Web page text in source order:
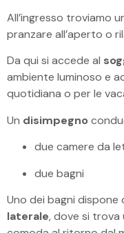
All’ingresso troviamo
pranzare all’aperto o
Da qui si accede al
ambiente luminoso e
quotidiana o per le
Un disimpegno
due camere da
due bagni
Uno dei bagni dispone
laterale, dove si trova